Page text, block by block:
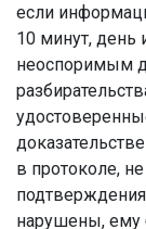
если
10 минут, день
неоспоримым
в протоколе,
нарушены, ему